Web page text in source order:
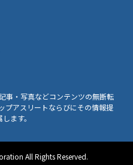
事・写真などコンテンツの無断転
プアスリートならびにその情報提
ます。
All Rights Reserved.